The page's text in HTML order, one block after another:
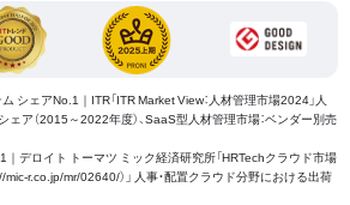
シェアNo.1｜ITR「ITR Market View：人材管理市場2024」人
ェア（2015～2022年度）、SaaS型人材管理市場：ベンダー別売
デロイト トーマツ ミック経済研究所「HRTechクラウド市場
r.co.jp/mr/02640/）」 人事・配置クラウド分野における出荷